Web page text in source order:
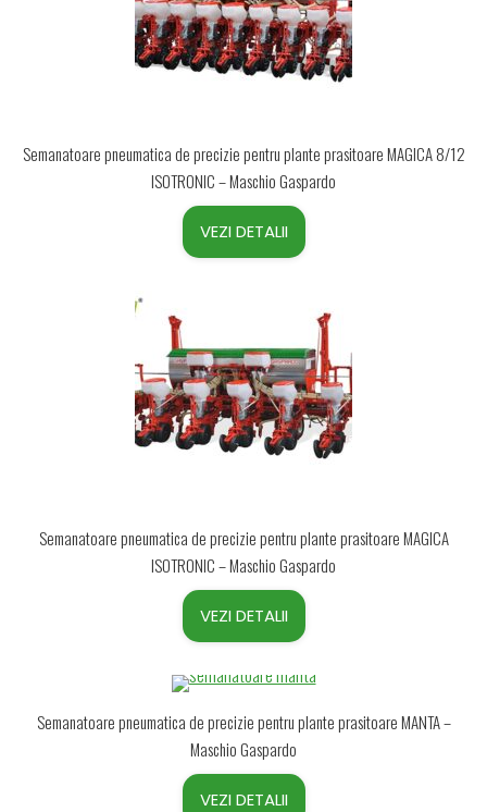
Semanatoare pneumatica de precizie pentru plante prasitoare MAGICA 8/12
ISOTRONIC – Maschio Gaspardo
VEZI DETALII
Semanatoare pneumatica de precizie pentru plante prasitoare MAGICA
ISOTRONIC – Maschio Gaspardo
VEZI DETALII
Semanatoare pneumatica de precizie pentru plante prasitoare MANTA –
Maschio Gaspardo
VEZI DETALII